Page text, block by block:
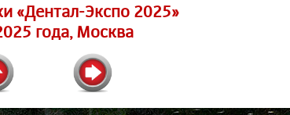
«Дентал-Экспо 2025»
года, Москва